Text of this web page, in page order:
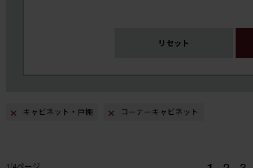
リセット
キャビネット・戸棚 コーナーキャビネット